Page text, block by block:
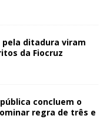
ditadura viram
da Fiocruz
concluem o
regra de três e